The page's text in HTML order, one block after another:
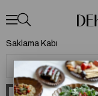
Saklama Kabı
Sıralama
Ücretsiz Kargo